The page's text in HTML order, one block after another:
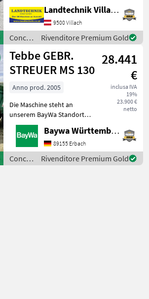
per liquami con timone
ammortizzato e
distributore a pattino
Pendislide START
105/42/PS1, cas
Landtechnik Villach GmbH
9500 Villach
Concimazione
e
irrigazione
/
Joskin
Rivenditore Premium Gold
Tebbe GEBR.
STREUER MS 130
28.441
€
inclusa IVA
19%
23.900 €
netto
Anno prod. 2005
Die Maschine steht an
unserem BayWa Standort in
74572-Blaufelden.Gerne
steht Ihnen Herr
Vogelmann unter Tel.: 0162
2302 008 für Ihre Anfrage
zur Verfügung!Tebbe MS 1
Baywa Württemberg
89155 Erbach
Concimazione
e
Rivenditore Premium Gold